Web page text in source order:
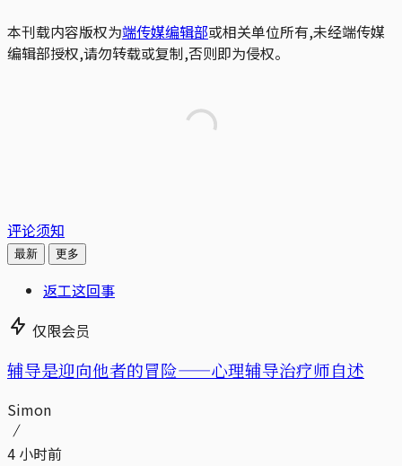
本刊载内容版权为端传媒编辑部或相关单位所有,未经端传媒
编辑部授权,请勿转载或复制,否则即为侵权。
评论须知
最新 更多
返工这回事
仅限会员
辅导是迎向他者的冒险——心理辅导治疗师自述
Simon
4 小时前